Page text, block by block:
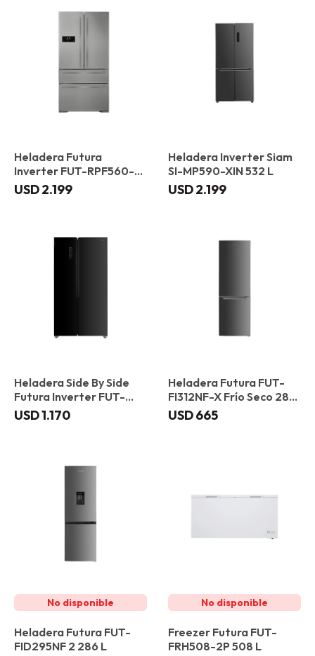
Heladera Futura
Inverter FUT-RPF560-X
519 L
USD2.199
Heladera Inverter Siam
SI-MP590-XIN 532 L
USD2.199
Heladera Side By Side
Futura Inverter FUT-
560SBS-IN 521 L
USD1.170
Heladera Futura FUT-
FI312NF-X Frío Seco 286
LUSD665
Heladera Futura FUT-
FID295NF 2 286 L
Freezer Futura FUT-
FRH508-2P 508 L